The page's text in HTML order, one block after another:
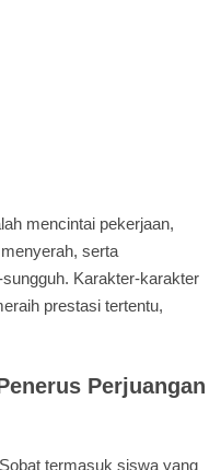
mencintai pekerjaan,
serta
Karakter-karakter
prestasi tertentu,
Perjuangan
termasuk siswa yang